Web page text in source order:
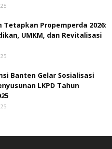
Tetapkan Propemperda 2026:
UMKM, dan Revitalisasi
Banten Gelar Sosialisasi
LKPD Tahun